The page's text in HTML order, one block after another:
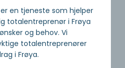
en tjeneste som hjelper
totalentreprenør i Frøya
og behov. Vi
totalentreprenører
i Frøya.